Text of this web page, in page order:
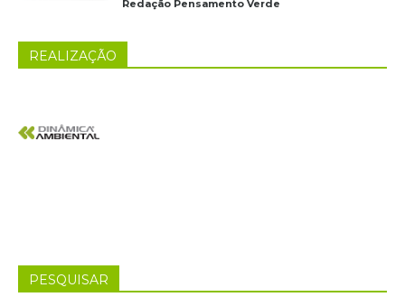
Redação Pensamento Verde
REALIZAÇÃO
PESQUISAR